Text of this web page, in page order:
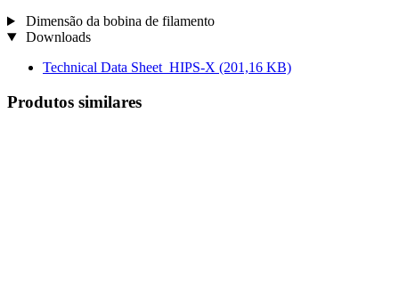
Dimensão da bobina de filamento
Downloads
Technical Data Sheet_HIPS-X (201,16 KB)
Produtos similares